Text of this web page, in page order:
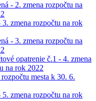
- 2. zmena rozpočtu na
zmena rozpočtu na rok
- 3. zmena rozpočtu na
opatrenie č.1 - 4. zmena
na rok 2022
mesta k 30. 6.
zmena rozpočtu na rok